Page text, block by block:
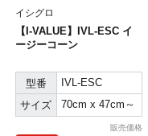
イシグロ
【I-VALUE】IVL-ESC イ
ージーコーン
型番
IVL-ESC
サイズ
70cm x 47cm～
販売価格